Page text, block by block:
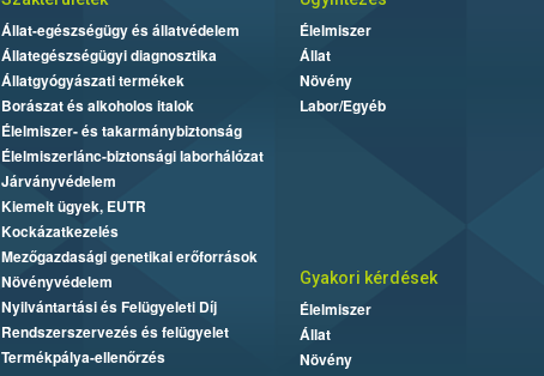
Állat-egészségügy és állatvédelem
Állategészségügyi diagnosztika
Állatgyógyászati termékek
Borászat és alkoholos italok
Élelmiszer- és takarmánybiztonság
Élelmiszerlánc-biztonsági laborhálózat
Járványvédelem
Kiemelt ügyek, EUTR
Kockázatkezelés
Mezőgazdasági genetikai erőforrások
Növényvédelem
Nyilvántartási és Felügyeleti Díj
Rendszerszervezés és felügyelet
Termékpálya-ellenőrzés
Élelmiszer
Állat
Növény
Labor/Egyéb
Gyakori kérdések
Élelmiszer
Állat
Növény